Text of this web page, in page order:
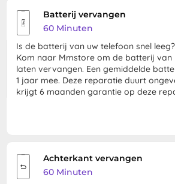
Batterij vervangen
60 Minuten
Is de batterij van uw telefoon snel
Kom naar Mmstore om de batterij van
laten vervangen. Een gemiddelde
1 jaar mee. Deze reparatie duurt
krijgt 6 maanden garantie op deze
Achterkant vervangen
60 Minuten